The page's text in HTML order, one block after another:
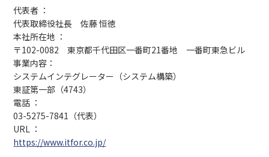
代表者 ：
代表取締役社長 佐藤 恒徳
本社所在地 ：
〒102-0082 東京都千代田区一番町21番地 一番町東急ビル
事業内容：
システムインテグレーター（システム構築）
東証第一部（4743）
電話 ：
03-5275-7841（代表）
URL ：
https://www.itfor.co.jp/